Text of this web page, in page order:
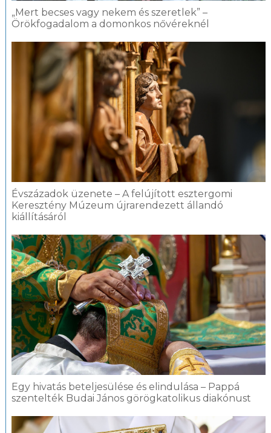
„Mert becses vagy nekem és szeretlek” –
Örökfogadalom a domonkos nővéreknél
Évszázadok üzenete – A felújított esztergomi
Keresztény Múzeum újrarendezett állandó
kiállításáról
Egy hivatás beteljesülése és elindulása – Pappá
szentelték Budai János görögkatolikus diakónust